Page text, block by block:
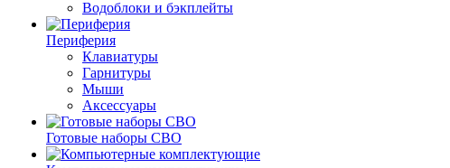
Водоблоки и бэкплейты
Периферия
Клавиатуры
Гарнитуры
Мыши
Аксессуары
Готовые наборы СВО